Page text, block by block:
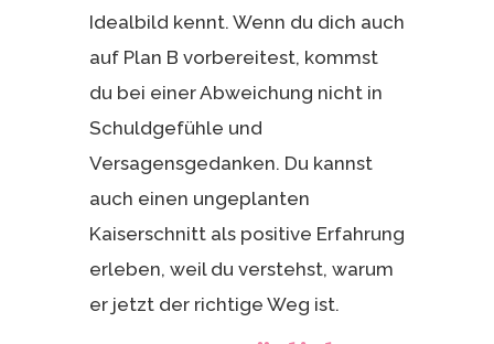
Idealbild kennt. Wenn du dich auch
auf Plan B vorbereitest, kommst
du bei einer Abweichung nicht in
Schuldgefühle und
Versagensgedanken. Du kannst
auch einen ungeplanten
Kaiserschnitt als positive Erfahrung
erleben, weil du verstehst, warum
er jetzt der richtige Weg ist.